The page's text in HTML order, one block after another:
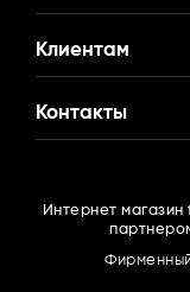
Акционные
Кухонные мойки
Измельчители
Клиентам
О нас
Контакты
Сотрудничество
Контакты
(063)166 16 67
516 77 80
Интернет